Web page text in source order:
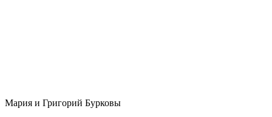
Мария и Григорий Бурковы